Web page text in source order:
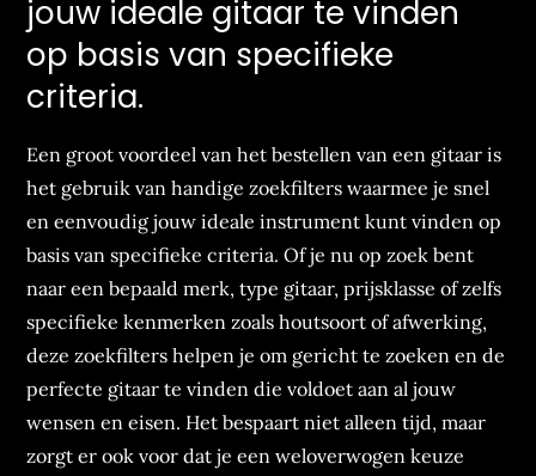
jouw ideale gitaar te vinden
op basis van specifieke
criteria.
Een groot voordeel van het bestellen van een gitaar is
het gebruik van handige zoekfilters waarmee je snel
en eenvoudig jouw ideale instrument kunt vinden op
basis van specifieke criteria. Of je nu op zoek bent
naar een bepaald merk, type gitaar, prijsklasse of zelfs
specifieke kenmerken zoals houtsoort of afwerking,
deze zoekfilters helpen je om gericht te zoeken en de
perfecte gitaar te vinden die voldoet aan al jouw
wensen en eisen. Het bespaart niet alleen tijd, maar
zorgt er ook voor dat je een weloverwogen keuze